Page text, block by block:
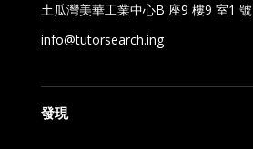
土瓜灣美華工業中心B 座9 樓9 室1 號
info@tutorsearch.ing
發現